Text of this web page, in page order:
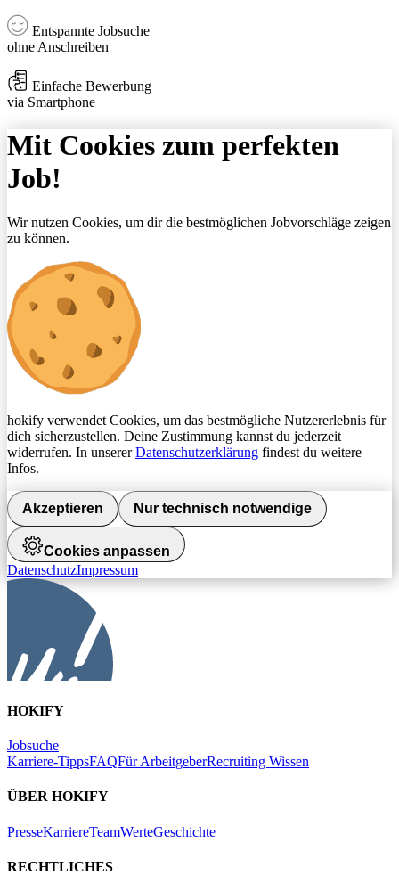
Entspannte Jobsuche
ohne Anschreiben
Einfache Bewerbung
via Smartphone
Mit Cookies zum perfekten
Job!
Wir nutzen Cookies, um dir die bestmöglichen Jobvorschläge zeigen
zu können.
hokify verwendet Cookies, um das bestmögliche Nutzererlebnis für
dich sicherzustellen. Deine Zustimmung kannst du jederzeit
widerrufen. In unsererDatenschutzerklärung findest du weitere
Infos.
Akzeptieren Nur technisch notwendige
Cookies anpassen
DatenschutzImpressum
HOKIFY
Jobsuche
Karriere-TippsFAQFür ArbeitgeberRecruiting Wissen
ÜBER HOKIFY
PresseKarriereTeamWerteGeschichte
RECHTLICHES